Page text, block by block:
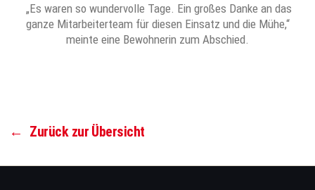
„Es waren so wundervolle Tage. Ein großes Danke an das
ganze Mitarbeiterteam für diesen Einsatz und die Mühe,“
meinte eine Bewohnerin zum Abschied.
← Zurück zur Übersicht